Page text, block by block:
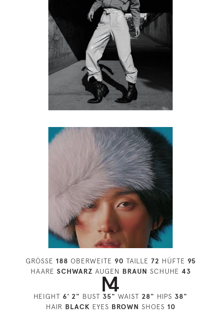
GRÖSSE 188 OBERWEITE 90 TAILLE 72 HÜFTE 95
HAARE SCHWARZ AUGEN BRAUN SCHUHE 43
HEIGHT 6' 2" BUST 35" WAIST 28" HIPS 38"
HAIR BLACK EYES BROWN SHOES 10